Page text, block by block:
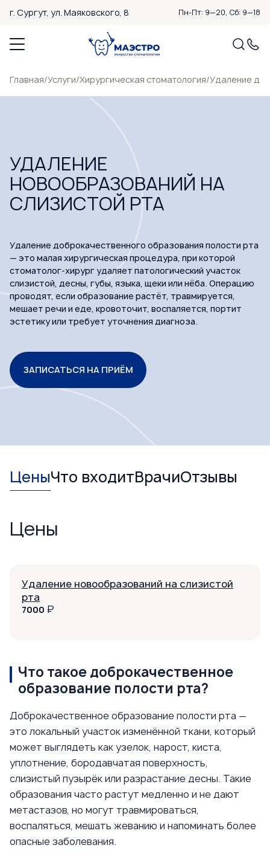
г. Сургут, ул. Маяковского, 8 Пн-Пт: 9—20, Сб: 9—18
Главная/Услуги/Хирургическая стоматология/Удаление
УДАЛЕНИЕ
НОВООБРАЗОВАНИЙ НА
СЛИЗИСТОЙ РТА
Удаление доброкачественного образования полости рта
— это малая хирургическая процедура, при которой
стоматолог-хирург удаляет патологический участок
слизистой, десны, губы, языка, щеки или нёба. Операцию
проводят, если образование растёт, травмируется,
мешает речи и еде, кровоточит, воспаляется, портит
эстетику или требует уточнения диагноза.
ЗАПИСАТЬСЯ НА ПРИЁМ
ЦеныЧто входитВрачиОтзывы
Цены
Удаление новообразований на слизистой
рта
7000 ₽
Что такое доброкачественное
образование полости рта?
Доброкачественное образование полости рта —
это локальный участок изменённой ткани, который
может выглядеть как узелок, нарост, киста,
уплотнение, бородавчатая поверхность,
слизистый пузырёк или разрастание десны. Такие
образования часто растут медленно и не дают
метастазов, но могут травмироваться,
воспаляться, мешать жеванию и напоминать более
опасные заболевания.